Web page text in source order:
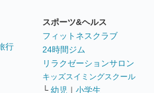
行
スポーツ&ヘルス
フィットネスクラブ
24時間ジム
リラクゼーションサロン
キッズスイミングスクール
└ 幼児 ｜ 小学生